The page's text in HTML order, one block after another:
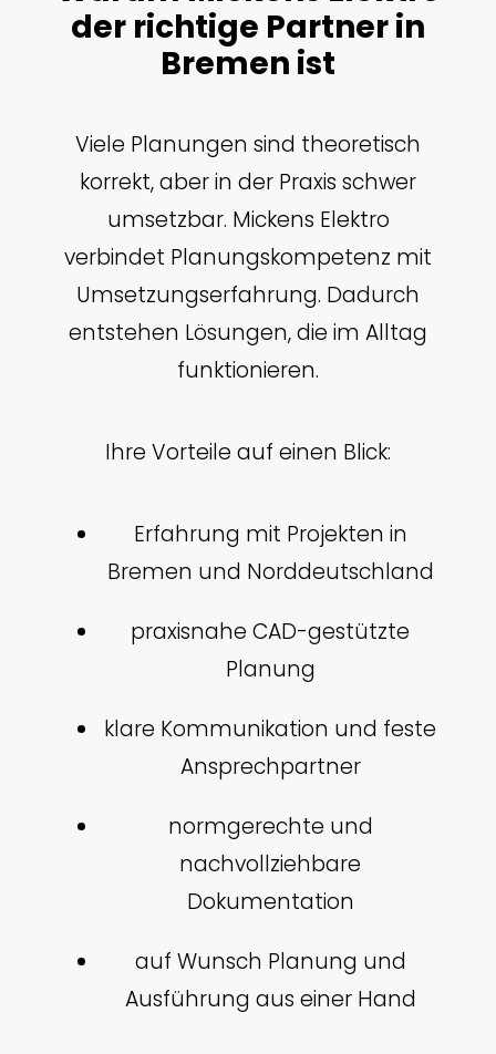
der richtige Partner in
Bremen ist
Viele Planungen sind theoretisch
korrekt, aber in der Praxis schwer
umsetzbar. Mickens Elektro
verbindet Planungskompetenz mit
Umsetzungserfahrung. Dadurch
entstehen Lösungen, die im Alltag
funktionieren.
Ihre Vorteile auf einen Blick:
Erfahrung mit Projekten in
Bremen und Norddeutschland
praxisnahe CAD-gestützte
Planung
klare Kommunikation und feste
Ansprechpartner
normgerechte und
nachvollziehbare
Dokumentation
auf Wunsch Planung und
Ausführung aus einer Hand